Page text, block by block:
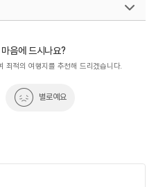
음에 드시나요?
최적의 여행지를 추천해 드리겠습니다.
별로예요